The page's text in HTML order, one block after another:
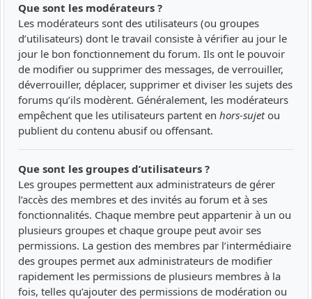
Que sont les modérateurs ?
Les modérateurs sont des utilisateurs (ou groupes
d’utilisateurs) dont le travail consiste à vérifier au jour le
jour le bon fonctionnement du forum. Ils ont le pouvoir
de modifier ou supprimer des messages, de verrouiller,
déverrouiller, déplacer, supprimer et diviser les sujets des
forums qu’ils modèrent. Généralement, les modérateurs
empêchent que les utilisateurs partent en hors-sujetou
publient du contenu abusif ou offensant.
Que sont les groupes d’utilisateurs ?
Les groupes permettent aux administrateurs de gérer
l’accès des membres et des invités au forum et à ses
fonctionnalités. Chaque membre peut appartenir à un ou
plusieurs groupes et chaque groupe peut avoir ses
permissions. La gestion des membres par l’intermédiaire
des groupes permet aux administrateurs de modifier
rapidement les permissions de plusieurs membres à la
fois, telles qu’ajouter des permissions de modération ou